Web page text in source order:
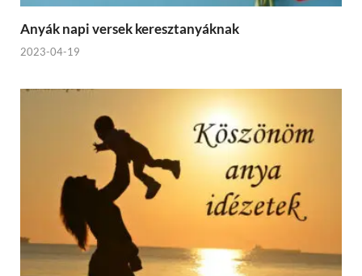
Anyák napi versek keresztanyáknak
2023-04-19